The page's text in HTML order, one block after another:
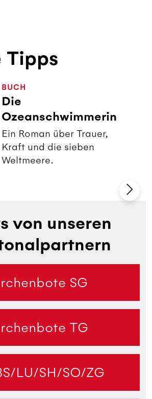
Tipps
BUCH
Die
Ozeanschwimmerin
Ein Roman über Trauer,
Kraft und die sieben
Weltmeere.
von unseren
SG
TG
LU/SH/SO/ZG